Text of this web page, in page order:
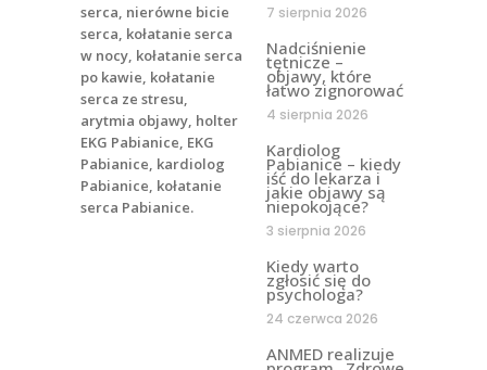
7 sierpnia 2026
Nadciśnienie
tętnicze –
objawy, które
łatwo zignorować
4 sierpnia 2026
Kardiolog
Pabianice – kiedy
iść do lekarza i
jakie objawy są
niepokojące?
3 sierpnia 2026
Kiedy warto
zgłosić się do
psychologa?
24 czerwca 2026
ANMED realizuje